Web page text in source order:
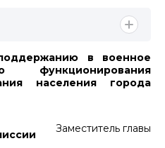
в военное
функционирования
населения города
Заместитель главы